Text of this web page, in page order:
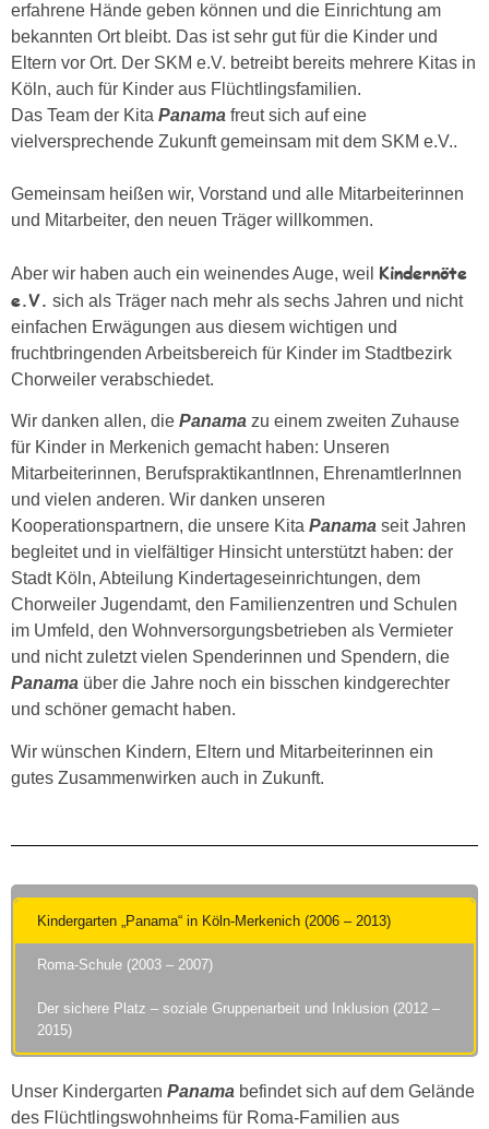
erfahrene Hände geben können und die Einrichtung am
bekannten Ort bleibt. Das ist sehr gut für die Kinder und
Eltern vor Ort. Der SKM e.V. betreibt bereits mehrere Kitas in
Köln, auch für Kinder aus Flüchtlingsfamilien.
Das Team der Kita Panama freut sich auf eine
vielversprechende Zukunft gemeinsam mit dem SKM e.V..
Gemeinsam heißen wir, Vorstand und alle Mitarbeiterinnen
und Mitarbeiter, den neuen Träger willkommen.
Aber wir haben auch ein weinendes Auge, weil Kindernöte
e.V. sich als Träger nach mehr als sechs Jahren und nicht
einfachen Erwägungen aus diesem wichtigen und
fruchtbringenden Arbeitsbereich für Kinder im Stadtbezirk
Chorweiler verabschiedet.
Wir danken allen, die Panama zu einem zweiten Zuhause
für Kinder in Merkenich gemacht haben: Unseren
Mitarbeiterinnen, BerufspraktikantInnen, EhrenamtlerInnen
und vielen anderen. Wir danken unseren
Kooperationspartnern, die unsere Kita Panama seit Jahren
begleitet und in vielfältiger Hinsicht unterstützt haben: der
Stadt Köln, Abteilung Kindertageseinrichtungen, dem
Chorweiler Jugendamt, den Familienzentren und Schulen
im Umfeld, den Wohnversorgungsbetrieben als Vermieter
und nicht zuletzt vielen Spenderinnen und Spendern, die
Panama über die Jahre noch ein bisschen kindgerechter
und schöner gemacht haben.
Wir wünschen Kindern, Eltern und Mitarbeiterinnen ein
gutes Zusammenwirken auch in Zukunft.
Kindergarten „Panama“ in Köln-Merkenich (2006 – 2013)
Roma-Schule (2003 – 2007)
Der sichere Platz – soziale Gruppenarbeit und Inklusion (2012 –
2015)
Unser Kindergarten Panama befindet sich auf dem Gelände
des Flüchtlingswohnheims für Roma-Familien aus